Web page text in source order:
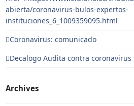
abierta/coronavirus-bulos-expertos-
instituciones_6_1009359095.html
Coronavirus: comunicado
Decalogo Audita contra coronavirus
Archives